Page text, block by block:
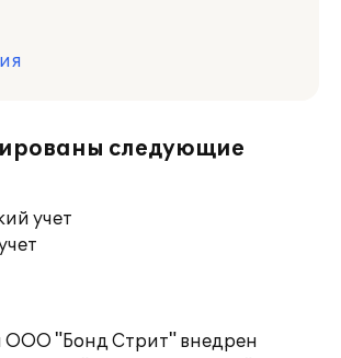
следующие
учет
ООО "Бонд Стрит" внедрен